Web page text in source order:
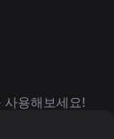
사용해보세요!